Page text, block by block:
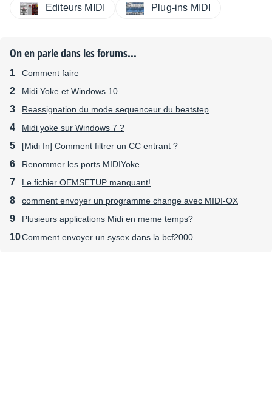
Editeurs MIDI Plug-ins MIDI
On en parle dans les forums...
Comment faire
Midi Yoke et Windows 10
Reassignation du mode sequenceur du beatstep
Midi yoke sur Windows 7 ?
[Midi In] Comment filtrer un CC entrant ?
Renommer les ports MIDIYoke
Le fichier OEMSETUP manquant!
comment envoyer un programme change avec MIDI-OX
Plusieurs applications Midi en meme temps?
Comment envoyer un sysex dans la bcf2000